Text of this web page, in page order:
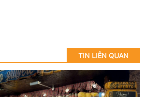
TIN LIÊN QUAN